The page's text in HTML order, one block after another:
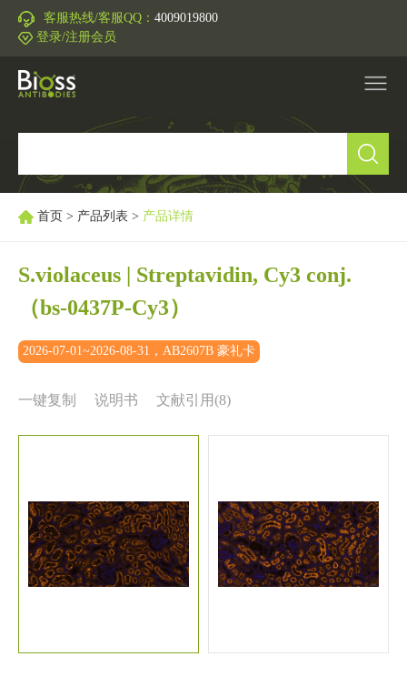
客服热线/客服QQ： 4009019800
登录/注册会员
研究领域
促销活动
技术支持
关于我们
首页 > 产品列表 > 产品详情
S.violaceus | Streptavidin, Cy3 conj.
（bs-0437P-Cy3）
2026-07-01~2026-08-31，AB2607B 豪礼卡
一键复制 说明书 文献引用(8)